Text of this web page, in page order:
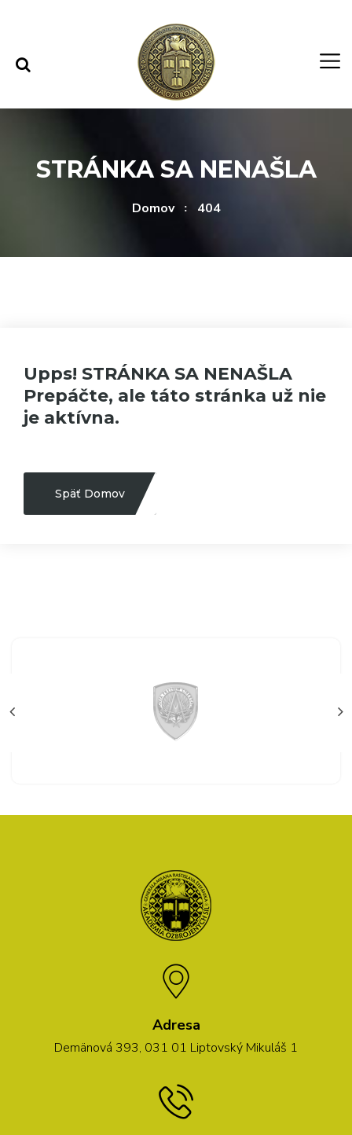
STRÁNKA SA NENAŠLA
Domov 404
Upps! STRÁNKA SA NENAŠLA
Prepáčte, ale táto stránka už nie
je aktívna.
Späť Domov
Adresa
Demänová 393, 031 01 Liptovský Mikuláš 1